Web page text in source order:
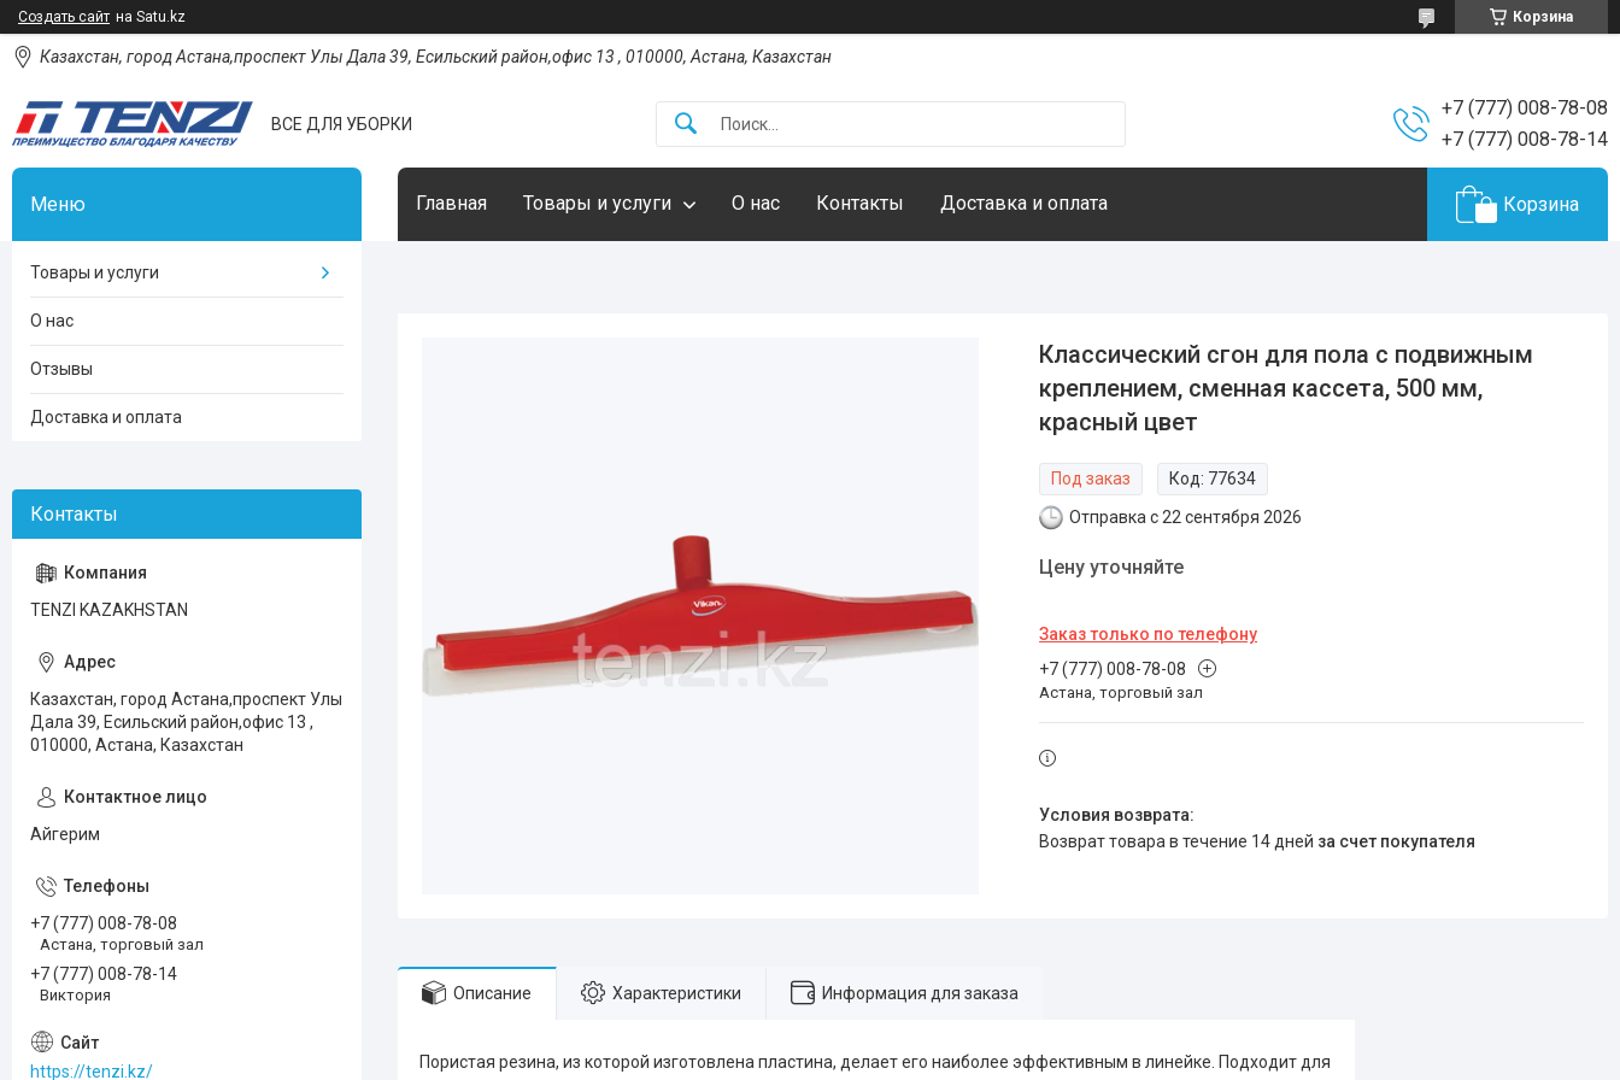
Создать сайт на Satu.kz Корзина
Казахстан, город Астана,проспект Улы Дала 39, Есильский район,офис 13 , 010000, Астана, Казахстан
ВСЕ ДЛЯ УБОРКИ
+7 (777) 008-78-08
+7 (777) 008-78-14
Главная Товары и услуги О нас Контакты Доставка и оплата Корзина
Классический сгон для пола с подвижным
креплением, сменная кассета, 500 мм,
красный цвет
Под заказ Код: 77634
Отправка с 22 сентября 2026
Цену уточняйте
Заказ только по телефону
+7 (777) 008-78-08
Астана, торговый зал
возврат товара в течение 14 дней за счет покупателя
Описание Характеристики Информация для заказа
Пористая резина, из которой изготовлена пластина, делает его наиболее эффективным в линейке. Подходит для
Товары и услуги
О нас
Отзывы
Доставка и оплата
TENZI KAZAKHSTAN
Казахстан, город Астана,проспект Улы
Дала 39, Есильский район,офис 13 ,
010000, Астана, Казахстан
Айгерим
+7 (777) 008-78-08
Астана, торговый зал
+7 (777) 008-78-14
Виктория
https://tenzi.kz/